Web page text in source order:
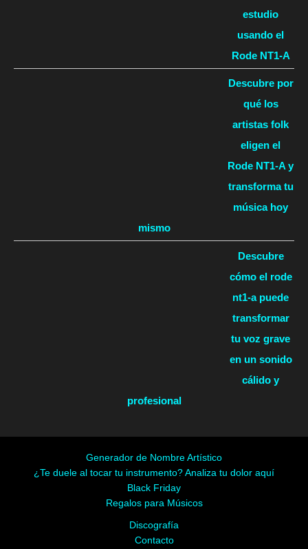
estudio
usando el
Rode NT1-A
Descubre por
qué los
artistas folk
eligen el
Rode NT1-A y
transforma tu
música hoy
mismo
Descubre
cómo el rode
nt1-a puede
transformar
tu voz grave
en un sonido
cálido y
profesional
Generador de Nombre Artístico
¿Te duele al tocar tu instrumento? Analiza tu dolor aquí
Black Friday
Regalos para Músicos
Discografía
Contacto